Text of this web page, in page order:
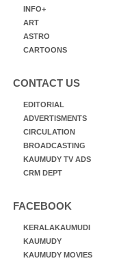
INFO+
ART
ASTRO
CARTOONS
CONTACT US
EDITORIAL
ADVERTISMENTS
CIRCULATION
BROADCASTING
KAUMUDY TV ADS
CRM DEPT
FACEBOOK
KERALAKAUMUDI
KAUMUDY
KAUMUDY MOVIES